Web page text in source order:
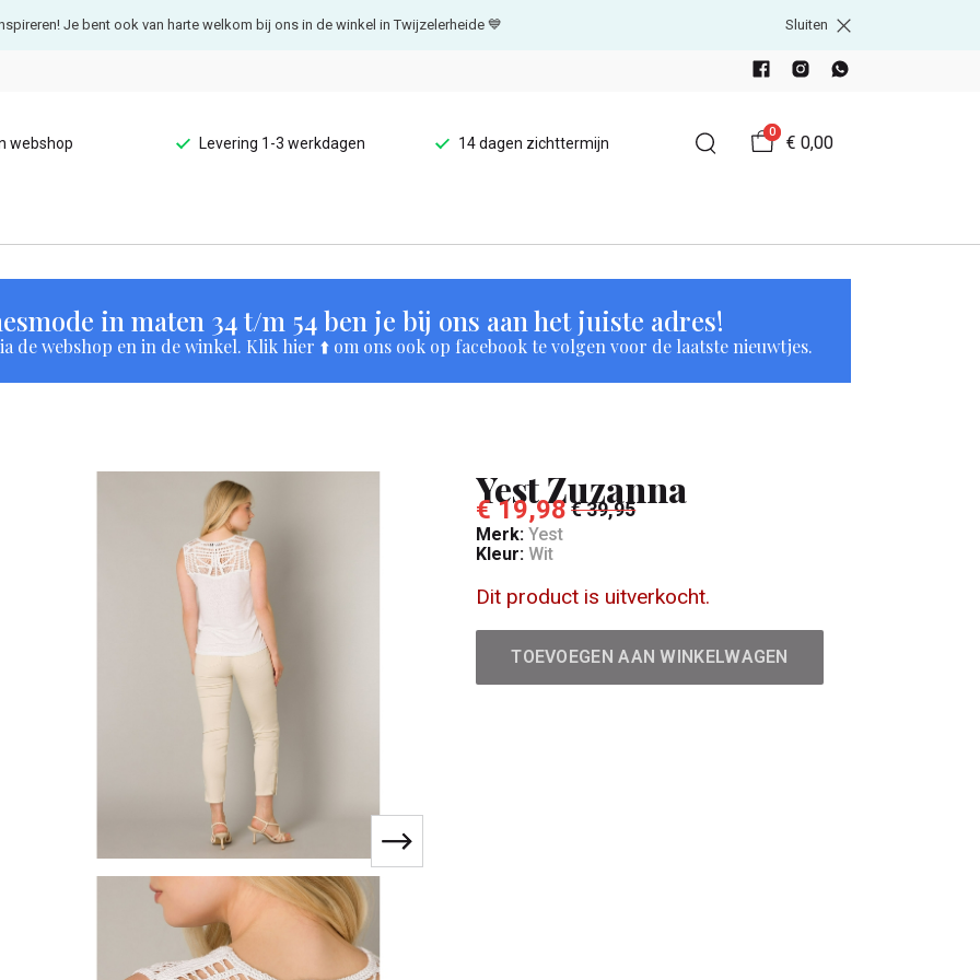
Je bent ook van harte welkom bij ons in de winkel in Twijzelerheide 💙 Sluiten
webshop Levering 1-3 werkdagen 14 dagen zichttermijn
0
€ 0,00
in maten 34 t/m 54 ben je bij ons aan het juiste adres!
de webshop en in de winkel. Klik hier ⬆️ om ons ook op facebook te volgen voor de laatste nieuwtjes.
Yest Zuzanna
€ 19,98 € 39,95
Merk: Yest
Kleur: Wit
Dit product is uitverkocht.
TOEVOEGEN AAN WINKELWAGEN